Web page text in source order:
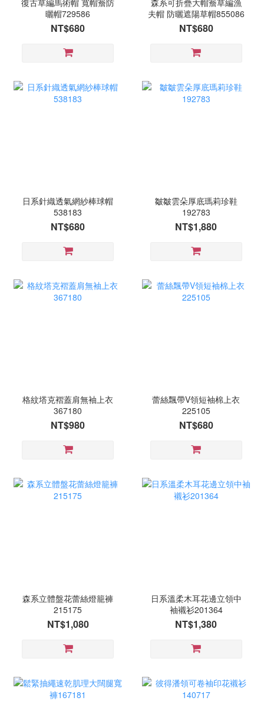
曬帽729586
NT$680
夫帽 防曬遮陽草帽855086
NT$680
日系針織透氣網紗棒球帽
538183
NT$680
皺皺雲朵厚底瑪莉珍鞋
192783
NT$1,880
格紋塔克褶蓋肩無袖上衣
367180
NT$980
蕾絲飄帶V領短袖棉上衣
225105
NT$680
森系立體盤花蕾絲燈籠褲
215175
NT$1,080
日系溫柔木耳花邊立領中
袖襯衫201364
NT$1,380